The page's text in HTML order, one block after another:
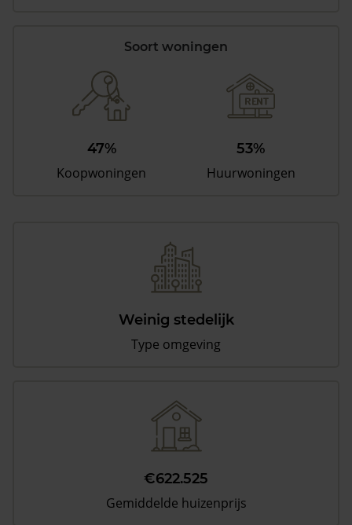
Soort woningen
47%
Koopwoningen
53%
Huurwoningen
Weinig stedelijk
Type omgeving
€622.525
Gemiddelde huizenprijs